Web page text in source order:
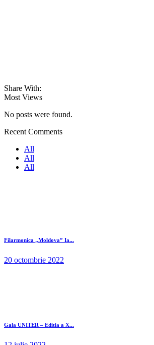
Share With:
Most Views
No posts were found.
Recent Comments
All
All
All
Filarmonica „Moldova” Ia...
20 octombrie 2022
Gala UNITER – Editia a X...